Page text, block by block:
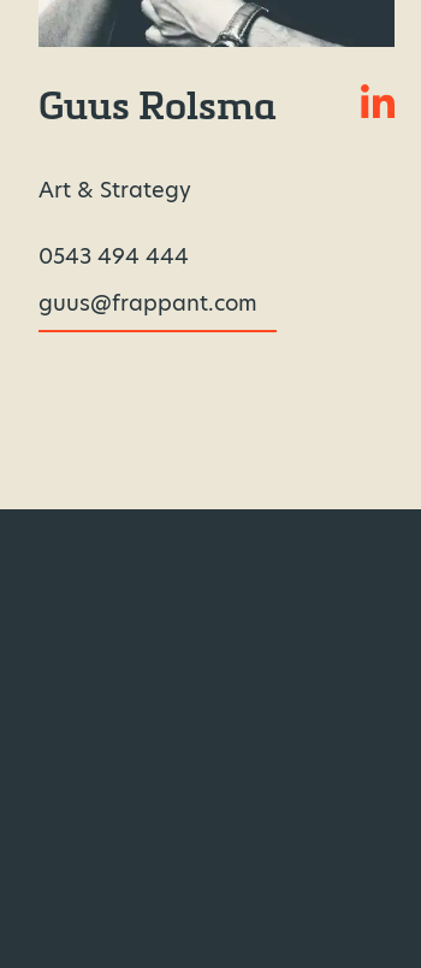
Guus Rolsma
Art & Strategy
0543 494 444
guus@frappant.com